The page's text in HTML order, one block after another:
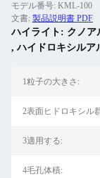
モデル番号: KML-100
文書: 製品説明書 PDF
ハイライト: クノア
,ハイドロキシルア
1粒子の大きさ:
2表面ヒドロキシル
3適用する:
4毛孔体積: